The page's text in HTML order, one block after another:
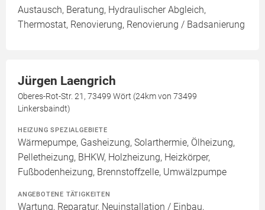
Austausch, Beratung, Hydraulischer Abgleich,
Thermostat, Renovierung, Renovierung / Badsanierung
Jürgen Laengrich
Oberes-Rot-Str. 21, 73499 Wört (24km von 73499
Linkersbaindt)
HEIZUNG SPEZIALGEBIETE
Wärmepumpe, Gasheizung, Solarthermie, Ölheizung,
Pelletheizung, BHKW, Holzheizung, Heizkörper,
Fußbodenheizung, Brennstoffzelle, Umwälzpumpe
ANGEBOTENE TÄTIGKEITEN
Wartung, Reparatur, Neuinstallation / Einbau,